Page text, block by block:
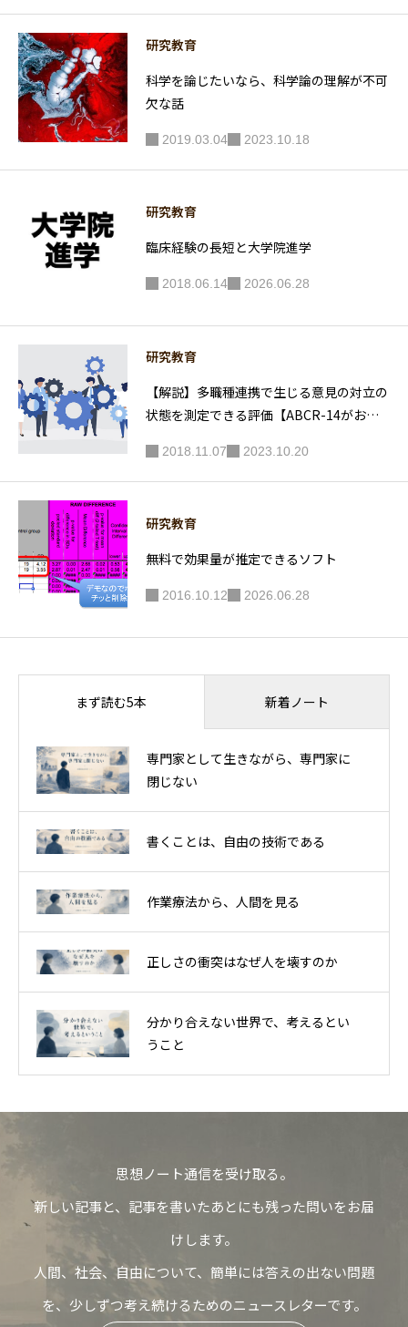
研究教育
科学を論じたいなら、科学論の理解が不可
欠な話
2019.03.04 2023.10.18
研究教育
臨床経験の長短と大学院進学
2018.06.14 2026.06.28
研究教育
【解説】多職種連携で生じる意見の対立の
状態を測定できる評価【ABCR-14がお勧
2018.11.07 2023.10.20
研究教育
無料で効果量が推定できるソフト
2016.10.12 2026.06.28
まず読む5本 新着ノート
専門家として生きながら、専門家に
閉じない
書くことは、自由の技術である
作業療法から、人間を見る
正しさの衝突はなぜ人を壊すのか
分かり合えない世界で、考えるとい
うこと
思想ノート通信を受け取る。
新しい記事と、記事を書いたあとにも残った問いをお届
けします。
人間、社会、自由について、簡単には答えの出ない問題
を、少しずつ考え続けるためのニュースレターです。